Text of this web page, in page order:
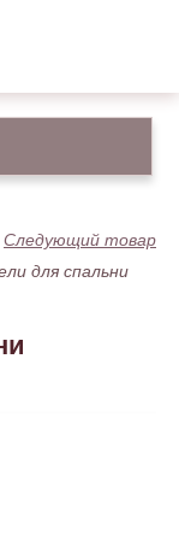
Следующий товар
для спальни